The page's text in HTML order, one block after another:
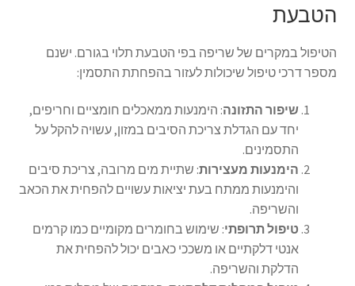
הטבעת
הטיפול במקרים של שריפה בפי הטבעת תלוי בגורם. ישנם
מספר דרכי טיפול שיכולות לעזור בהפחתת התסמין:
שיפור התזונה: הימנעות ממאכלים חומציים וחריפים,
יחד עם הגדלת צריכת הסיבים במזון, עשויה להקל על
התסמינים.
הימנעות מעצירות: שתיית מים מרובה, צריכת סיבים
והימנעות ממתח בעת יציאות עשויים להפחית את הכאב
והשריפה.
טיפול תרופתי: שימוש בחומרים מקומיים כמו קרמים
אנטי דלקתיים או משככי כאבים יכול להפחית את
הדלקת והשריפה.